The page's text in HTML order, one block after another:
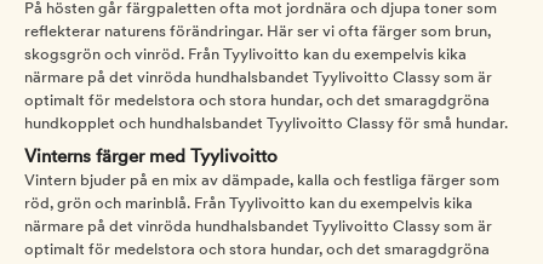
På hösten går färgpaletten ofta mot jordnära och djupa toner som
reflekterar naturens förändringar. Här ser vi ofta färger som brun,
skogsgrön och vinröd. Från Tyylivoitto kan du exempelvis kika
närmare på det vinröda hundhalsbandet Tyylivoitto Classy som är
optimalt för medelstora och stora hundar, och det smaragdgröna
hundkopplet och hundhalsbandet Tyylivoitto Classy för små hundar.
Vinterns färger med Tyylivoitto
Vintern bjuder på en mix av dämpade, kalla och festliga färger som
röd, grön och marinblå. Från Tyylivoitto kan du exempelvis kika
närmare på det vinröda hundhalsbandet Tyylivoitto Classy som är
optimalt för medelstora och stora hundar, och det smaragdgröna